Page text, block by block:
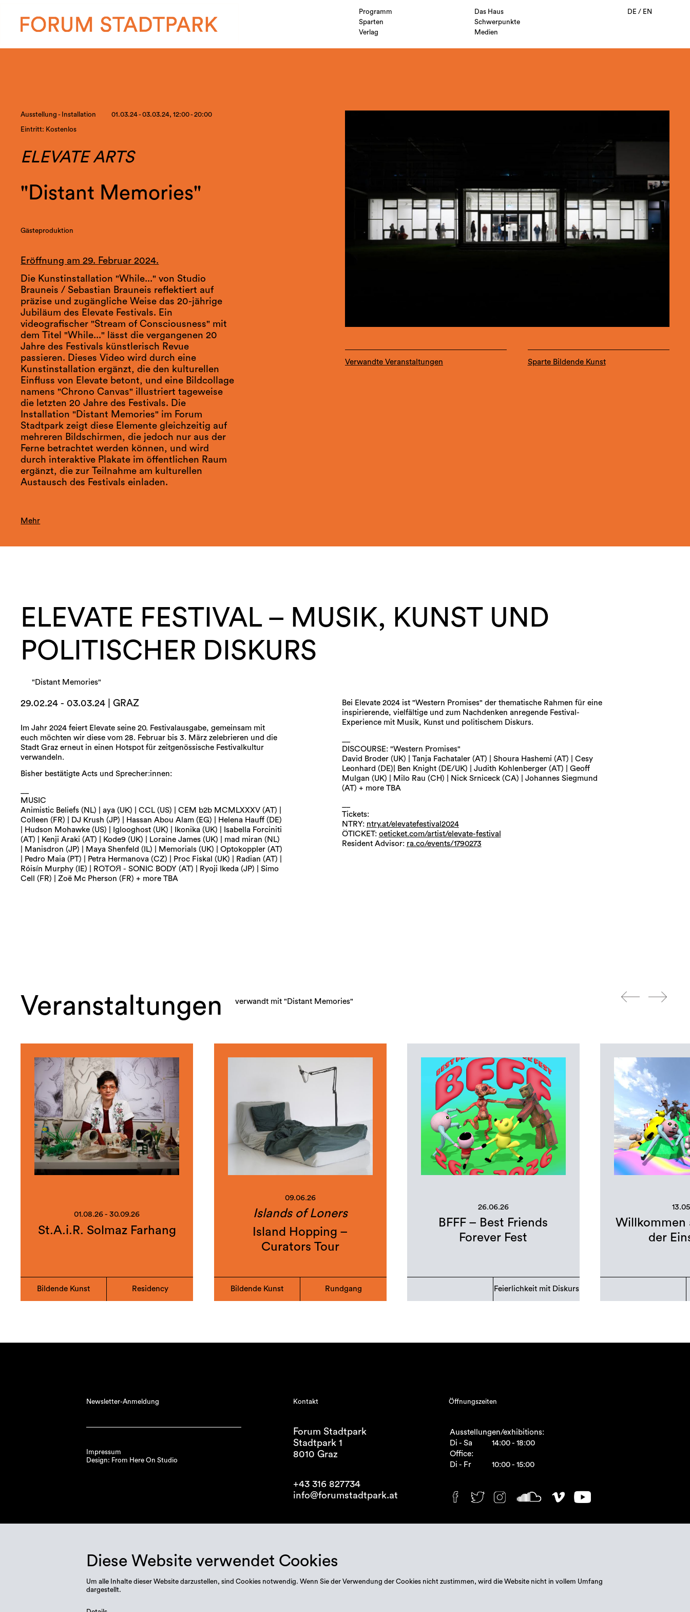
Programm
Das Haus
Sparten
Schwerpunkte
Verlag
Medien
DE/ EN
Ausstellung - Installation 01.03.24 - 03.03.24, 12:00 - 20:00
Eintritt: Kostenlos
ELEVATE ARTS
"Distant Memories"
Gästeproduktion
Eröffnung am 29. Februar 2024.
Die Kunstinstallation "While..." von Studio
Brauneis / Sebastian Brauneis reflektiert auf
präzise und zugängliche Weise das 20-jährige
Jubiläum des Elevate Festivals. Ein
videografischer "Stream of Consciousness" mit
dem Titel "While..." lässt die vergangenen 20
Jahre des Festivals künstlerisch Revue
passieren. Dieses Video wird durch eine
Kunstinstallation ergänzt, die den kulturellen
Einfluss von Elevate betont, und eine Bildcollage
namens "Chrono Canvas" illustriert tageweise
die letzten 20 Jahre des Festivals. Die
Installation "Distant Memories" im Forum
Stadtpark zeigt diese Elemente gleichzeitig auf
mehreren Bildschirmen, die jedoch nur aus der
Ferne betrachtet werden können, und wird
durch interaktive Plakate im öffentlichen Raum
ergänzt, die zur Teilnahme am kulturellen
Austausch des Festivals einladen.
Mehr
Verwandte Veranstaltungen Sparte Bildende Kunst
ELEVATE FESTIVAL – MUSIK, KUNST UND
POLITISCHER DISKURS
"Distant Memories"
29.02.24 - 03.03.24 | GRAZ
Im Jahr 2024 feiert Elevate seine 20. Festivalausgabe, gemeinsam mit
euch möchten wir diese vom 28. Februar bis 3. März zelebrieren und die
Stadt Graz erneut in einen Hotspot für zeitgenössische Festivalkultur
verwandeln.
Bisher bestätigte Acts und Sprecher:innen:
MUSIC
Animistic Beliefs (NL) | aya (UK) | CCL (US) | CEM b2b MCMLXXXV (AT) |
Colleen (FR) | DJ Krush (JP) | Hassan Abou Alam (EG) | Helena Hauff (DE)
| Hudson Mohawke (US) | Iglooghost (UK) | Ikonika (UK) | Isabella Forciniti
(AT) | Kenji Araki (AT) | Kode9 (UK) | Loraine James (UK) | mad miran (NL)
| Manisdron (JP) | Maya Shenfeld (IL) | Memorials (UK) | Optokoppler (AT)
| Pedro Maia (PT) | Petra Hermanova (CZ) | Proc Fiskal (UK) | Radian (AT) |
Róisín Murphy (IE) | ROTOЯ - SONIC BODY (AT) | Ryoji Ikeda (JP) | Simo
Cell (FR) | Zoë Mc Pherson (FR) + more TBA
Bei Elevate 2024 ist "Western Promises" der thematische Rahmen für eine
inspirierende, vielfältige und zum Nachdenken anregende Festival-
Experience mit Musik, Kunst und politischem Diskurs.
DISCOURSE: "Western Promises"
David Broder (UK) | Tanja Fachataler (AT) | Shoura Hashemi (AT) | Cesy
Leonhard (DE)| Ben Knight (DE/UK) | Judith Kohlenberger (AT) | Geoff
Mulgan (UK) | Milo Rau (CH) | Nick Srniceck (CA) | Johannes Siegmund
(AT) + more TBA
Tickets:
NTRY: ntry.at/elevatefestival2024
ÖTICKET: oeticket.com/artist/elevate-festival
Resident Advisor: ra.co/events/1790273
Veranstaltungen verwandt mit "Distant Memories"
01.08.26 - 30.09.26
St.A.i.R. Solmaz Farhang
Bildende Kunst Residency
09.06.26
Islands of Loners
Island Hopping –
Curators Tour
Bildende Kunst Rundgang
26.06.26
BFFF – Best Friends
Forever Fest
Feierlichkeit mit Diskurs
Willkommen
der
Newsletter-Anmeldung
Impressum
Design: From Here On Studio
Kontakt
Forum Stadtpark
Stadtpark 1
8010 Graz
+43 316 827734
info@forumstadtpark.at
Öffnungszeiten
Ausstellungen/exhibitions:
Di - Sa
14:00 - 18:00
Office:
Di - Fr
10:00 - 15:00
Diese Website verwendet Cookies
Um alle Inhalte dieser Website darzustellen, sind Cookies notwendig. Wenn Sie der Verwendung der Cookies nicht zustimmen, wird die Website nicht in vollem Umfang
dargestellt.